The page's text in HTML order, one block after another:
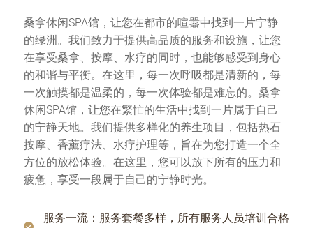
桑拿休闲SPA馆，让您在都市的喧嚣中找到一片宁静
的绿洲。我们致力于提供高品质的服务和设施，让您
在享受桑拿、按摩、水疗的同时，也能够感受到身心
的和谐与平衡。在这里，每一次呼吸都是清新的，每
一次触摸都是温柔的，每一次体验都是难忘的。桑拿
休闲SPA馆，让您在繁忙的生活中找到一片属于自己
的宁静天地。我们提供多样化的养生项目，包括热石
按摩、香薰疗法、水疗护理等，旨在为您打造一个全
方位的放松体验。在这里，您可以放下所有的压力和
疲惫，享受一段属于自己的宁静时光。
服务一流：服务套餐多样，所有服务人员培训合格